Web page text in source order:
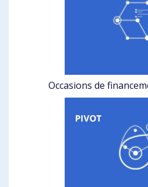
Occasions de